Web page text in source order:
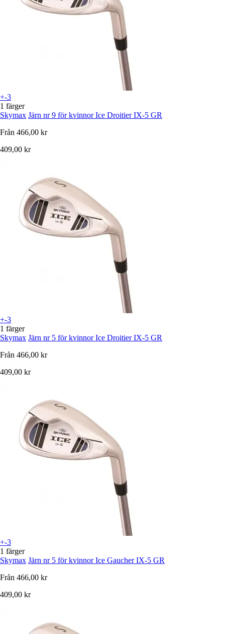
+-3
1 färger
Skymax Järn nr 9 för kvinnor Ice Droitier IX-5 GR
Från 466,00 kr
409,00 kr
+-3
1 färger
Skymax Järn nr 5 för kvinnor Ice Droitier IX-5 GR
Från 466,00 kr
409,00 kr
+-3
1 färger
Skymax Järn nr 5 för kvinnor Ice Gaucher IX-5 GR
Från 466,00 kr
409,00 kr